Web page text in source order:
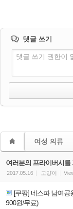
댓글 쓰기
댓글 쓰기 권한이
여성 의류
여러분의 프라이버시
2017.05.16 고양이
[쿠팡] 네스파 남여공
900원/무료)